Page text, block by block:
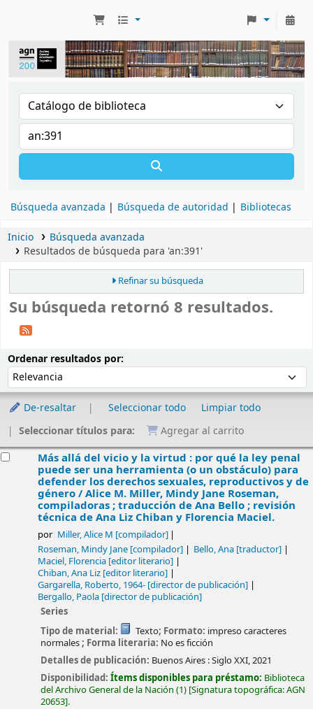
Búsqueda avanzada Búsqueda de autoridad Bibliotecas
Inicio
Búsqueda avanzada
Resultados de búsqueda para 'an:391'
Refinar su búsqueda
Su búsqueda retornó 8 resultados.
Ordenar resultados por:
De-resaltar Seleccionar todo
Limpiar todo
Seleccionar títulos para:
Agregar al carrito
Más allá del vicio y la virtud : por qué la ley penal
puede ser una herramienta (o un obstáculo) para
defender los derechos sexuales, reproductivos y de
género /Alice M. Miller, Mindy Jane Roseman,
compiladoras ; traducción de Ana Bello ; revisión
técnica de Ana Liz Chiban y Florencia Maciel.
por Miller, Alice M [compilador]
Roseman, Mindy Jane [compilador] Bello, Ana [traductor]
Maciel, Florencia [editor literario]
Chiban, Ana Liz [editor literario]
Gargarella, Roberto, 1964- [director de publicación]
Bergallo, Paola [director de publicación]
Series
Tipo de material:
Texto; Formato: impreso caracteres
normales; Forma literaria: No es ficción
Detalles de publicación: Buenos Aires :Siglo XXI,2021
Disponibilidad:Ítems disponibles para préstamo: Biblioteca
del Archivo General de la Nación (1) Signatura topográfica:AGN
20653 .